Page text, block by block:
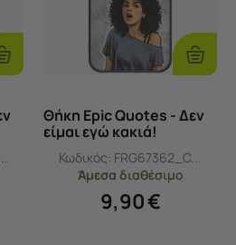
Στο
Καλάθι
Θήκη Epic Quotes - Δεν
είμαι εγώ κακιά!
Samsung Galaxy F04
Black TPU (Μαύρη
Σιλικόνη)
Κωδικός: FRG67362_C...
Άμεσα διαθέσιμο
9,90€